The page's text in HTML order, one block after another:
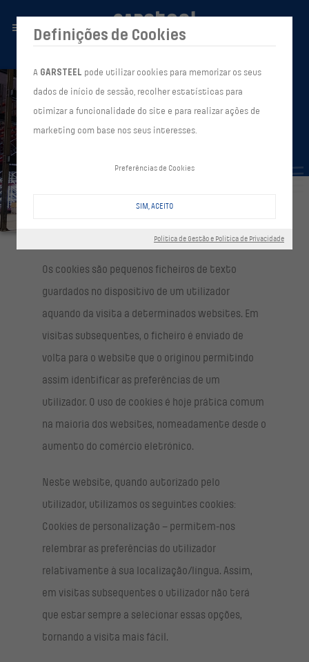
Os cookies são pequenos ficheiros de texto
guardados no dispositivo de um utilizador
aquando da visita a determinados websites. Em
visitas subsequentes, o ficheiro é enviado de
volta para o website que o originou permitindo
assim identificar as preferências de um
utilizador. O uso de cookies é hoje prática comum
na maioria dos websites, nomeadamente desde o
aumento do comércio eletrónico.
Neste website, quando autorizado pelo
utilizador, utilizamos os seguintes cookies:
Cookies de personalização – permitem-nos
relembrar as preferências do utilizador
relativamente à sua localização/língua. Assim,
em visitas subsequentes o utilizador não terá
que estar sempre a selecionar essas opções,
tornando a visita mais fácil.
Definições de Cookies
A GARSTEEL pode utilizar cookies para memorizar os seus
dados de início de sessão, recolher estatísticas para
otimizar a funcionalidade do site e para realizar ações de
marketing com base nos seus interesses.
Preferências de Cookies
SIM, ACEITO
Política de Gestão e Política de Privacidade